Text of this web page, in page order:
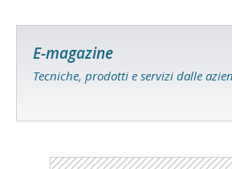
E-magazine
Tecniche, prodotti e servizi dalle